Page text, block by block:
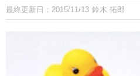
最終更新日： 2015/11/13 鈴木 拓郎